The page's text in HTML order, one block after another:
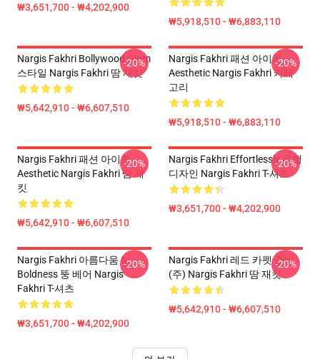
₩3,651,700 - ₩4,202,900
₩5,918,510 - ₩6,883,110
Nargis Fakhri Bollywood Glam
스타일 Nargis Fakhri 땀 재킷
₩5,642,910 - ₩6,607,510
-20%
Nargis Fakhri 패션 아이콘
Aesthetic Nargis Fakhri 카테
고리
₩5,918,510 - ₩6,883,110
-20%
Nargis Fakhri 패션 아이콘
Aesthetic Nargis Fakhri 땀 재
킷
₩5,642,910 - ₩6,607,510
-20%
Nargis Fakhri Effortlessly 유행
디자인 Nargis Fakhri T-셔츠
₩3,651,700 - ₩4,202,900
-20%
Nargis Fakhri 아름다움 &
Boldness 뚱 베어 Nargis
Fakhri T-셔츠
₩3,651,700 - ₩4,202,900
-20%
Nargis Fakhri 레드 카펫 준비
(주) Nargis Fakhri 땀 재킷
₩5,642,910 - ₩6,607,510
-20%